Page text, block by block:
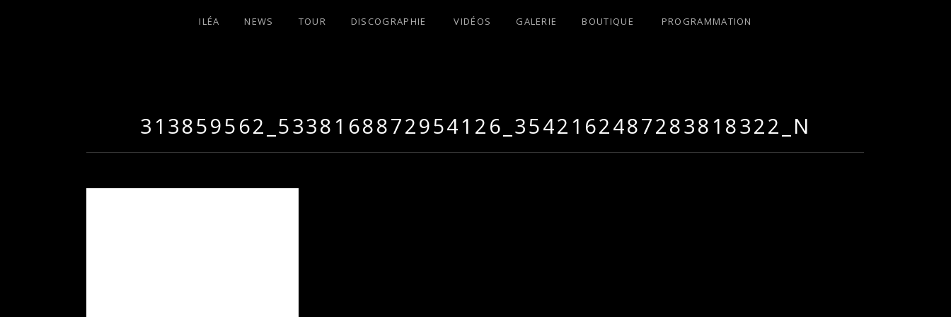
L
É
ILÉA NEWS TOUR DISCOGRAPHIE VIDÉOS GALERIE BOUTIQUE PROGRAMMATION
313859562_5338168872954126_3542162487283818322_N